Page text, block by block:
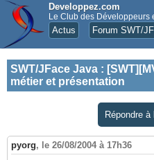
Developpez.com
Le Club des Développeurs
Actus Forum SWT/
SWT/JFace Java :
métier et présentation
Répondre
pyorg, le 26/08/2004 à 17h36